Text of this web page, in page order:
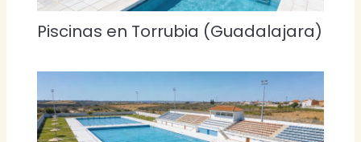
Piscinas en Torrubia (Guadalajara)